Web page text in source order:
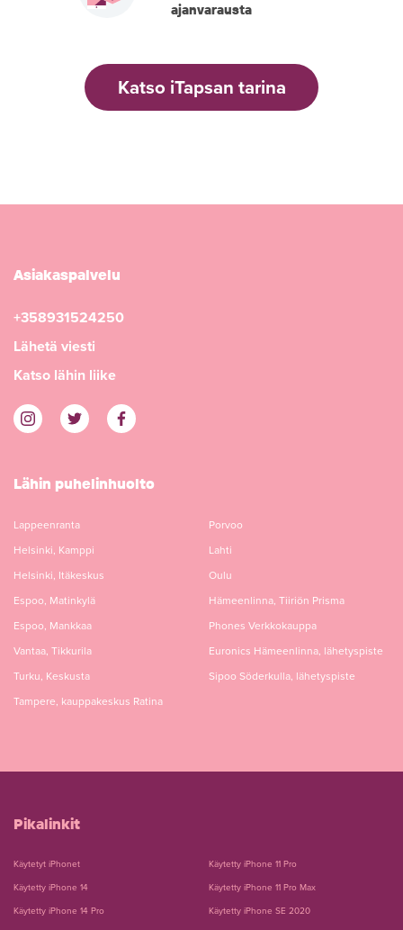
ajanvarausta
Katso iTapsan tarina
Asiakaspalvelu
+358931524250
Lähetä viesti
Katso lähin liike
Lähin puhelinhuolto
Lappeenranta
Helsinki, Kamppi
Helsinki, Itäkeskus
Espoo, Matinkylä
Espoo, Mankkaa
Vantaa, Tikkurila
Turku, Keskusta
Tampere, kauppakeskus Ratina
Porvoo
Lahti
Oulu
Hämeenlinna, Tiiriön Prisma
Phones Verkkokauppa
Euronics Hämeenlinna, lähetyspiste
Sipoo Söderkulla, lähetyspiste
Pikalinkit
Käytetyt iPhonet
Käytetty iPhone 14
Käytetty iPhone 14 Pro
Käytetty iPhone 11 Pro
Käytetty iPhone 11 Pro Max
Käytetty iPhone SE 2020